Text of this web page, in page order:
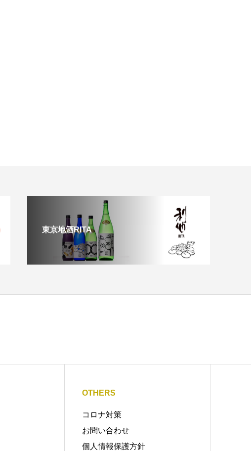
東京地酒RITA
OTHERS
コロナ対策
お問い合わせ
個人情報保護方針